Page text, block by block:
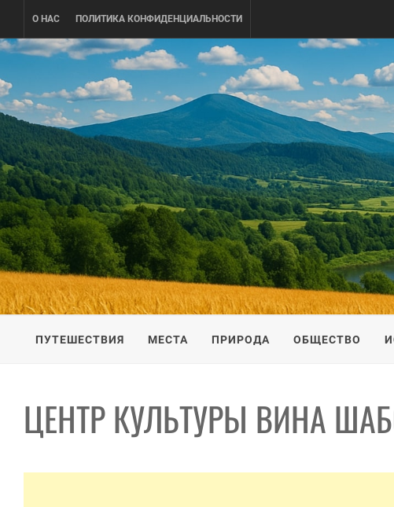
content
О НАС ПОЛИТИКА КОНФИДЕНЦИАЛЬНОСТИ
UKRAINE-IS
ПУТЕШЕСТВИЕ ПО УКРАИНЕ
ПУТЕШЕСТВИЯ МЕСТА ПРИРОДА ОБЩЕСТВО
ЦЕНТР КУЛЬТУРЫ ВИНА